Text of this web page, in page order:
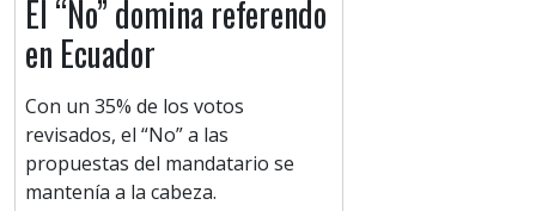
El “No” domina referendo
en Ecuador
Con un 35% de los votos
revisados, el “No” a las
propuestas del mandatario se
mantenía a la cabeza.